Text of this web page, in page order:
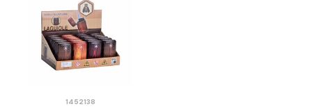
1452138